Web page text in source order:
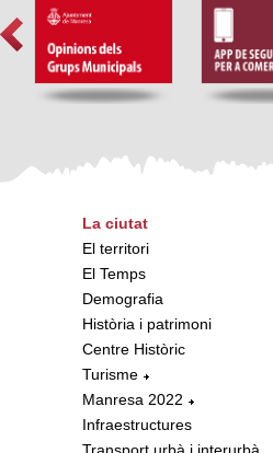
La ciutat
El territori
El Temps
Demografia
Història i patrimoni
Centre Històric
Turisme
Manresa 2022
Infraestructures